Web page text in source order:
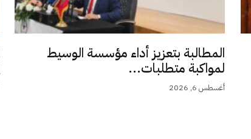
المطالبة بتعزيز أداء مؤسسة الوسيط
لمواكبة متطلبات...
أغسطس 6, 2026